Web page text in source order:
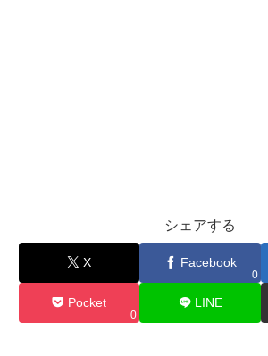
シェアする
X Facebook
0
Pocket
0
LINE